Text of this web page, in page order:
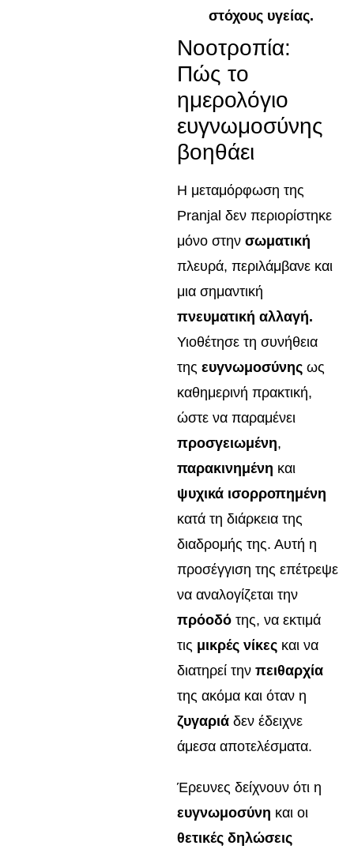
στόχους υγείας.
Νοοτροπία:
Πώς το
ημερολόγιο
ευγνωμοσύνης
βοηθάει
Η μεταμόρφωση της
Pranjal δεν περιορίστηκε
μόνο στην σωματική
πλευρά, περιλάμβανε και
μια σημαντική
πνευματική αλλαγή.
Υιοθέτησε τη συνήθεια
της ευγνωμοσύνης ως
καθημερινή πρακτική,
ώστε να παραμένει
προσγειωμένη,
παρακινημένη και
ψυχικά ισορροπημένη
κατά τη διάρκεια της
διαδρομής της. Αυτή η
προσέγγιση της επέτρεψε
να αναλογίζεται την
πρόοδό της, να εκτιμά
τις μικρές νίκες και να
διατηρεί την πειθαρχία
της ακόμα και όταν η
ζυγαριά δεν έδειχνε
άμεσα αποτελέσματα.
Έρευνες δείχνουν ότι η
ευγνωμοσύνη και οι
θετικές δηλώσεις